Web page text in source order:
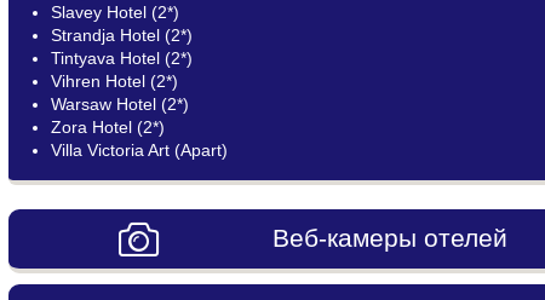
Slavey Hotel (2*)
Strandja Hotel (2*)
Tintyava Hotel (2*)
Vihren Hotel (2*)
Warsaw Hotel (2*)
Zora Hotel (2*)
Villa Victoria Art (Apart)
Веб-камеры отелей